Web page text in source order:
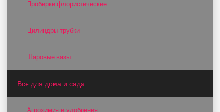
Пробирки флористические
Цилиндры-трубки
Шаровые вазы
Все для дома и сада
Агрохимия и удобрения